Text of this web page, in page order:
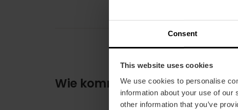
Consent
This website uses cookies
We use cookies to personalise
information about your use of
other information that you’ve
Wie komme ich an?